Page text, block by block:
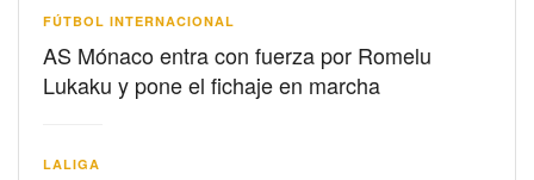
FÚTBOL INTERNACIONAL
AS Mónaco entra con fuerza por Romelu
Lukaku y pone el fichaje en marcha
LALIGA